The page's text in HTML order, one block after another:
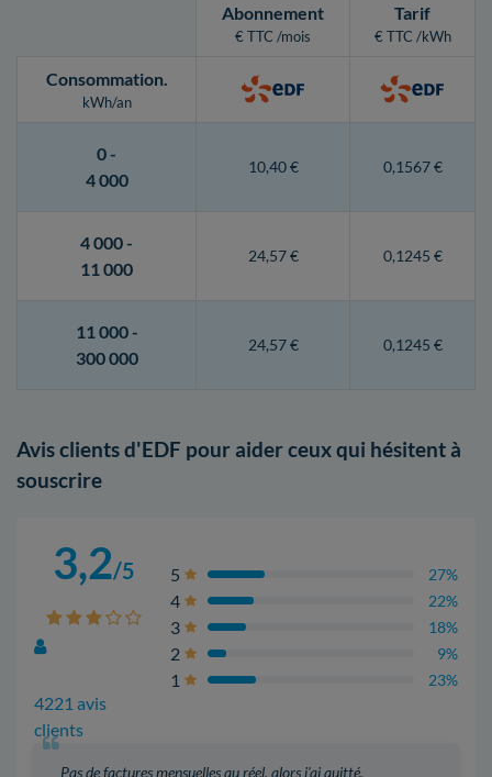
Abonnement
€ TTC /mois
Tarif
€ TTC /kWh
Consommation.
kWh/an
0 -
4 000
10,40 € 0,1567 €
4 000 -
11 000
24,57 € 0,1245 €
11 000 -
300 000
24,57 € 0,1245 €
Avis clients d'EDF pour aider ceux qui hésitent à
souscrire
3,2/5
4221 avis
clients
5 27%
4 22%
3 18%
2 9%
1 23%
Pas de factures mensuelles au réel, alors j'ai quitté.